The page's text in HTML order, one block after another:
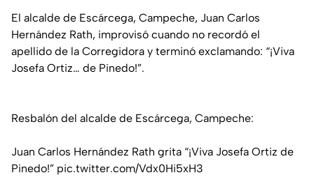
El alcalde de Escárcega, Campeche, Juan Carlos
Hernández Rath, improvisó cuando no recordó el
apellido de la Corregidora y terminó exclamando: “¡Viva
Josefa Ortiz… de Pinedo!”.
Resbalón del alcalde de Escárcega, Campeche:
Juan Carlos Hernández Rath grita “¡Viva Josefa Ortiz de
Pinedo!” pic.twitter.com/Vdx0Hi5xH3